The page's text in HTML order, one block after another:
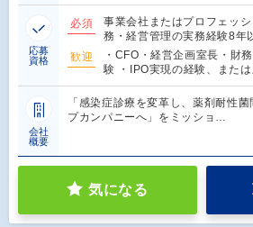
応募
資格
必須
事業会社またはプロフェッ
務・経営管理の実務経験8年
歓迎
・CFO・経営企画室長・財
験 ・IPO実現の経験、または
会社
概要
「感染症診療を変革し、薬剤耐性
プカンパニーへ」をミッショ…
気になる